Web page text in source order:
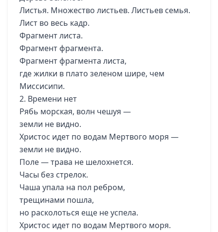
Листья. Множество листьев. Листьев семья.
Лист во весь кадр.
Фрагмент листа.
Фрагмент фрагмента.
Фрагмент фрагмента листа,
где жилки в плато зеленом шире, чем
Миссисипи.
2. Времени нет
Рябь морская, волн чешуя —
земли не видно.
Христос идет по водам Мертвого моря —
земли не видно.
Поле — трава не шелохнется.
Часы без стрелок.
Чаша упала на пол ребром,
трещинами пошла,
но расколоться еще не успела.
Христос идет по водам Мертвого моря.